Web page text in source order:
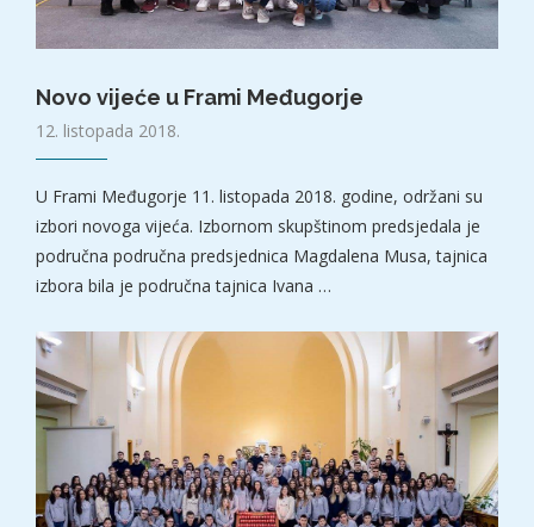
Novo vijeće u Frami Međugorje
12. listopada 2018.
U Frami Međugorje 11. listopada 2018. godine, održani su
izbori novoga vijeća. Izbornom skupštinom predsjedala je
područna područna predsjednica Magdalena Musa, tajnica
izbora bila je područna tajnica Ivana …